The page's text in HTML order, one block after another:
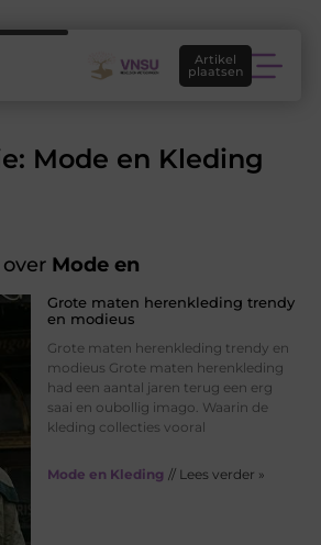
Artikel
plaatsen
Mode en Kleding
Mode en
Grote maten herenkleding trendy
en modieus
Grote maten herenkleding trendy en
modieus Grote maten herenkleding
had een aantal jaren terug een erg
saai en oubollig imago. Waarin de
kleding collecties vooral
Mode en Kleding // Lees verder »